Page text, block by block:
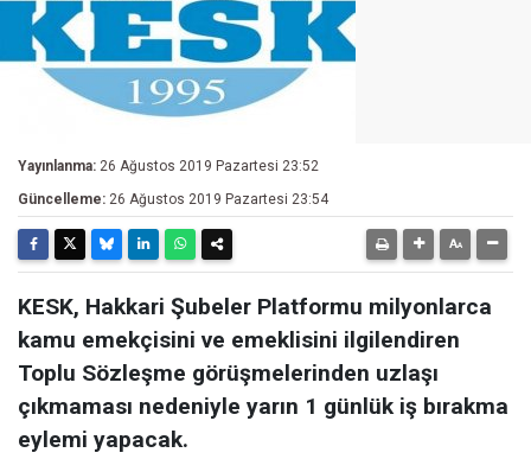
Yayınlanma: 26 Ağustos 2019 Pazartesi 23:52
Güncelleme: 26 Ağustos 2019 Pazartesi 23:54
KESK, Hakkari Şubeler Platformu milyonlarca
kamu emekçisini ve emeklisini ilgilendiren
Toplu Sözleşme görüşmelerinden uzlaşı
çıkmaması nedeniyle yarın 1 günlük iş bırakma
eylemi yapacak.